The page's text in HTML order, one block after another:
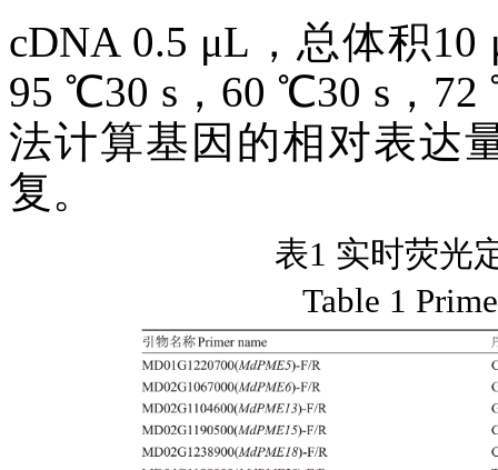
cDNA 0.5 μL，总体积
95 ℃30 s，60 ℃30 s，
法计算基因的相对表达
复。
表1 实时荧光
Table 1